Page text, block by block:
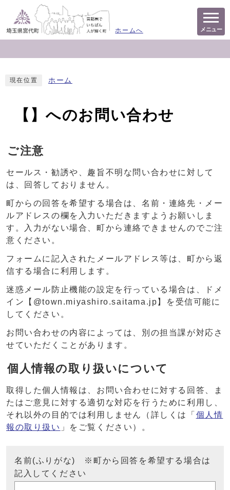
ホームへ メニュー
現在位置 ホーム
【】へのお問い合わせ
ご注意
セールス・勧誘や、趣旨不明な問い合わせに対して
は、回答しておりません。
町からの回答を希望する場合は、名前・連絡先・メー
ルアドレスの欄を入力いただきますようお願いしま
す。入力がない場合、町から連絡できませんのでご注
意ください。
フォームに記入されたメールアドレス等は、町から返
信する場合に利用します。
迷惑メール防止機能の設定を行っている場合は、ドメ
イン【@town.miyashiro.saitama.jp】を受信可能に
してください。
お問い合わせの内容によっては、別の担当課が対応さ
せていただくことがあります。
個人情報の取り扱いについて
取得した個人情報は、お問い合わせに対する回答、ま
たはご意見に対する適切な対応を行うために利用し、
それ以外の目的では利用しません（詳しくは「 個人情
報の取り扱い 」をご覧ください）。
名前(ふりがな) ※町から回答を希望する場合は
記入してください